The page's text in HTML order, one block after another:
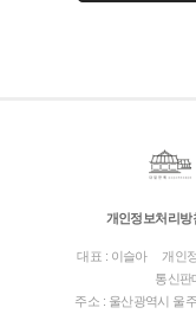
개인정보처리방
대표 : 이슬아 개인
통신판
주소 : 울산광역시 울